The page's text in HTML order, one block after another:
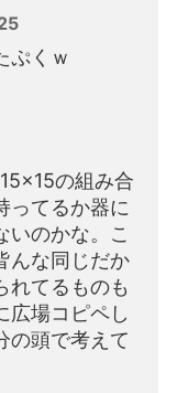
ぷくｗ
の組み合
ってるか器に
いのかな。こ
んな同じだか
れてるものも
広場コピペし
の頭で考えて